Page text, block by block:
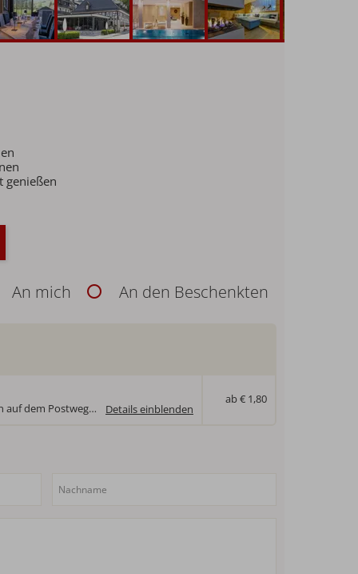
genießen
An den Beschenkten
An mich
ab € 1,80
Details einblenden
Der Gutschein wird mit einem Hausprospekt zu Ihnen auf dem Postweg gesandt.